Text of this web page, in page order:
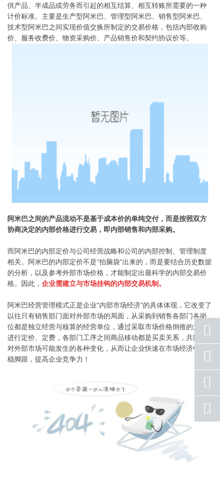
供产品、半成品或劳务而引起的相互结算、相互转账所需要的一种
计价标准。主要是生产型阿米巴、管理型阿米巴、销售型阿米巴、
技术型阿米巴之间实现价值交换所制定的交易价格，包括内部收购
价、服务收费价、物资采购价、产品销售价和契约协议价等。
阿米巴之间的产品流动不是基于成本价的单纯交付，而是按照双方
协商决定的内部价格进行交易，即内部销售和内部采购。
而阿米巴的内部定价与公司经营战略和公司的内部控制、管理制度
相关。阿米巴的内部定价不是“拍脑袋”出来的，而是要结合历史数据
的分析，以及参考外部市场价格，才能制定出最科学的内部交易价
格。因此， 企业需建立与市场挂钩的内部交易机制。
阿米巴经营管理模式正是企业“内部市场经济”的具体体现，它改变了
以往只有销售部门面对外部市场的局面，从采购到销售各部门各岗
位都是独立经营与核算的经营单位，通过采取市场价格倒推的方式
进行定价、定费，各部门工序之间商品移动都是买卖关系，共同应
对外部市场可能发生的各种变化，从而让企业快速在市场经济中站
稳脚跟，提高企业竞争力！
座机
号码
手机
号码
qq
联系